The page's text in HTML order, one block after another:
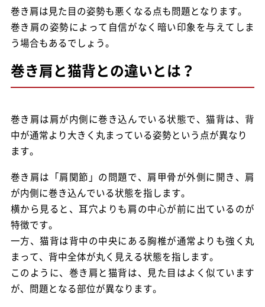
巻き肩は見た目の姿勢も悪くなる点も問題となります。
巻き肩の姿勢によって自信がなく暗い印象を与えてしま
う場合もあるでしょう。
巻き肩と猫背との違いとは？
巻き肩は肩が内側に巻き込んでいる状態で、猫背は、背
中が通常より大きく丸まっている姿勢という点が異なり
ます。
巻き肩は「肩関節」の問題で、肩甲骨が外側に開き、肩
が内側に巻き込んでいる状態を指します。
横から見ると、耳穴よりも肩の中心が前に出ているのが
特徴です。
一方、猫背は背中の中央にある胸椎が通常よりも強く丸
まって、背中全体が丸く見える状態を指します。
このように、巻き肩と猫背は、見た目はよく似ています
が、問題となる部位が異なります。